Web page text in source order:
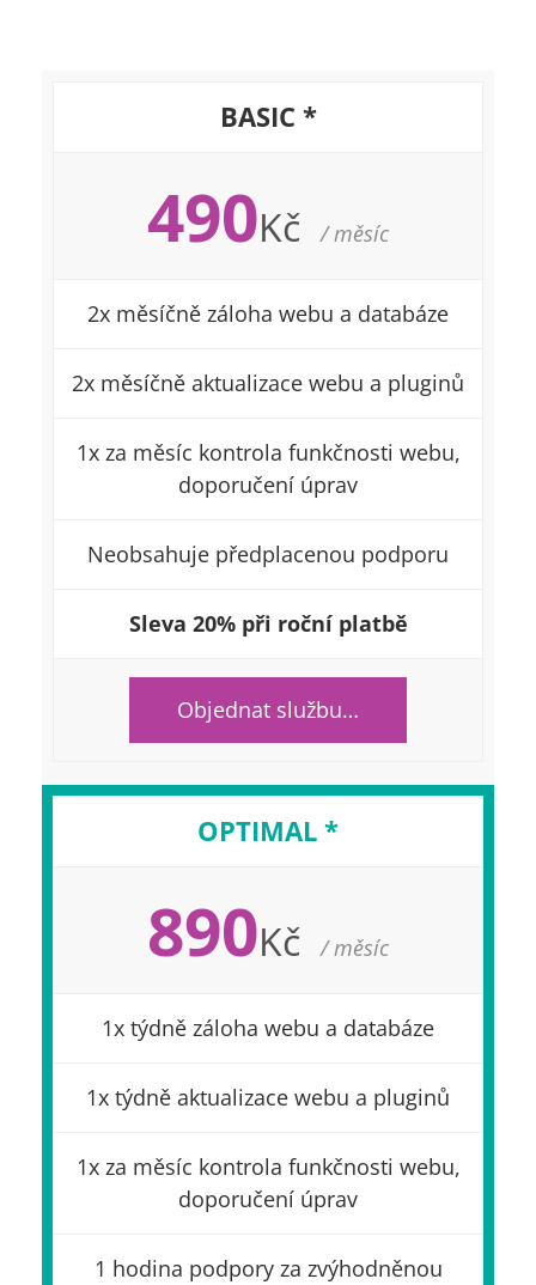
BASIC *
490Kč / měsíc
2x měsíčně záloha webu a databáze
2x měsíčně aktualizace webu a pluginů
1x za měsíc kontrola funkčnosti webu,
doporučení úprav
Neobsahuje předplacenou podporu
Sleva 20% při roční platbě
Objednat službu…
OPTIMAL *
890Kč / měsíc
1x týdně záloha webu a databáze
1x týdně aktualizace webu a pluginů
1x za měsíc kontrola funkčnosti webu,
doporučení úprav
1 hodina podpory za zvýhodněnou